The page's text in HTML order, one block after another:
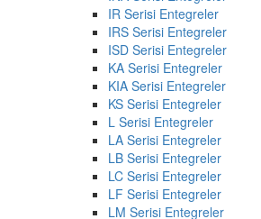
IR Serisi Entegreler
IRS Serisi Entegreler
ISD Serisi Entegreler
KA Serisi Entegreler
KIA Serisi Entegreler
KS Serisi Entegreler
L Serisi Entegreler
LA Serisi Entegreler
LB Serisi Entegreler
LC Serisi Entegreler
LF Serisi Entegreler
LM Serisi Entegreler